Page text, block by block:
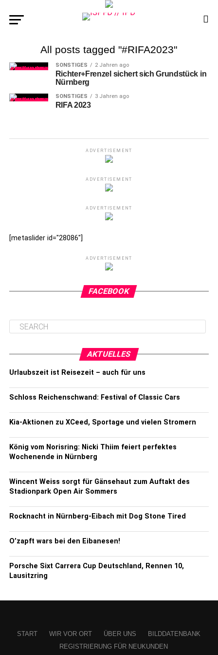
All posts tagged "#RIFA2023"
SONSTIGES 2 Jahren ago
Richter+Frenzel sichert sich Grundstück in
Nürnberg
SONSTIGES 3 Jahren ago
RIFA 2023
ADVERTISEMENT
ADVERTISEMENT
ADVERTISEMENT
[metaslider id="28086"]
ADVERTISEMENT
FACEBOOK
AKTUELLES
Urlaubszeit ist Reisezeit – auch für uns
Schloss Reichenschwand: Festival of Classic Cars
Kia-Aktionen zu XCeed, Sportage und vielen Stromern
König vom Norisring: Nicki Thiim feiert perfektes
Wochenende in Nürnberg
Wincent Weiss sorgt für Gänsehaut zum Auftakt des
Stadionpark Open Air Sommers
Rocknacht in Nürnberg-Eibach mit Dog Stone Tired
O’zapft wars bei den Eibanesen!
Porsche Sixt Carrera Cup Deutschland, Rennen 10,
Lausitzring
START WIR VOR ORT ÜBER UNS
BILDDATENBANK
REGISTRIERUNG FÜR NEUKUNDEN